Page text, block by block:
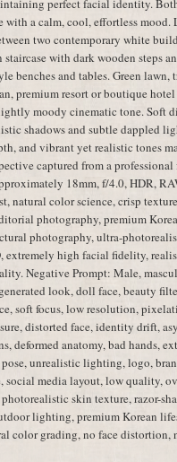
perfect facial identity.
with a calm, cool, effortless
two contemporary white
with dark wooden steps
benches and tables. Green lawn,
premium resort or boutique
moody cinematic tone. Soft
shadows and subtle dappled
and vibrant yet realistic tones
captured from a
18mm, f/4.0, HDR,
natural color science, crisp
photography, premium
photography, ultra-
extremely high facial fidelity,
Negative Prompt: Male,
look, doll face, beauty
soft focus, low resolution,
distorted face, identity drift,
deformed anatomy, bad hands,
unrealistic lighting, logo,
social media layout, low quality,
skin texture, razor-
lighting, premium Korean
color grading, no face distortion,